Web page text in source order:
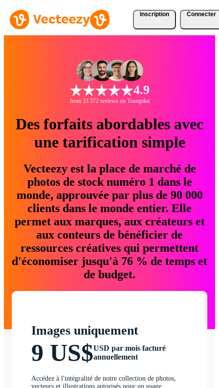
Inscription Connecter
4.9
from 33 572 reviews on Trustpilot
Des forfaits abordables avec
une tarification simple
Vecteezy est la place de marché de
photos de stock numéro 1 dans le
monde, approuvée par plus de 90 000
clients dans le monde entier. Elle
permet aux marques, aux créateurs et
aux conteurs de bénéficier de
ressources créatives qui permettent
d'économiser jusqu'à 76 % de temps et
de budget.
Images uniquement
9 US$USD par mois facturé
annuellement
Accédez à l'intégralité de notre collection de photos,
vecteurs et illustrations autorisés pour un usage